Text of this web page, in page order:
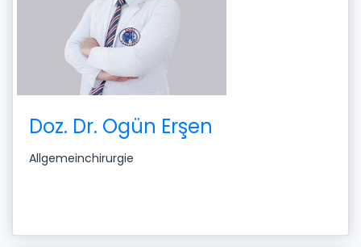
Doz. Dr. Ogün Erşen
Allgemeinchirurgie